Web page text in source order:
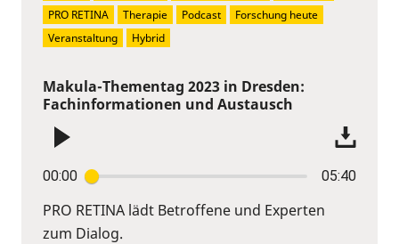
Makula-Thementag 2023 in Dresden:
Fachinformationen und Austausch
00:00 05:40
PRO RETINA lädt Betroffene und Experten
zum Dialog.
PRO RETINA
Therapie Podcast
Forschung heute
Veranstaltung
Hybrid